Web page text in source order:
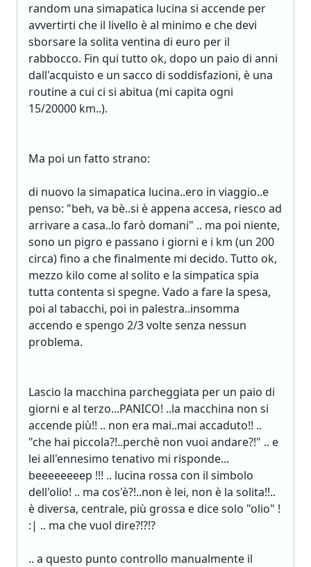
random una simapatica lucina si accende per
avvertirti che il livello è al minimo e che devi
sborsare la solita ventina di euro per il
rabbocco. Fin qui tutto ok, dopo un paio di anni
dall'acquisto e un sacco di soddisfazioni, è una
routine a cui ci si abitua (mi capita ogni
15/20000 km..).
Ma poi un fatto strano:
di nuovo la simapatica lucina..ero in viaggio..e
penso: "beh, va bè..si è appena accesa, riesco ad
arrivare a casa..lo farò domani" .. ma poi niente,
sono un pigro e passano i giorni e i km (un 200
circa) fino a che finalmente mi decido. Tutto ok,
mezzo kilo come al solito e la simpatica spia
tutta contenta si spegne. Vado a fare la spesa,
poi al tabacchi, poi in palestra..insomma
accendo e spengo 2/3 volte senza nessun
problema.
Lascio la macchina parcheggiata per un paio di
giorni e al terzo...PANICO! ..la macchina non si
accende più!! .. non era mai..mai accaduto!! ..
"che hai piccola?!..perchè non vuoi andare?!" .. e
lei all'ennesimo tenativo mi risponde...
beeeeeeeep !!! .. lucina rossa con il simbolo
dell'olio! .. ma cos'è?!..non è lei, non è la solita!!..
è diversa, centrale, più grossa e dice solo "olio" !
:| .. ma che vuol dire?!?!?
.. a questo punto controllo manualmente il